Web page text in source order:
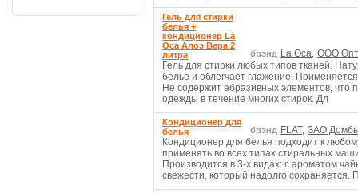
Гель для стирки
белья +
кондиционер La
Oca Алоэ Вера 2
литра
брэнд La Oca, OOO
Гель для стирки любых типов тканей.
белье и облегчает глажение.
Не содержит абразивных элементов, что
одежды в течение многих стирок. Дл
Кондиционер для
белья
брэнд FLAT, ЗАО
Кондиционер для белья подходит к
применять во всех типах стиральных
Производится в 3-х видах: с ароматом
свежести, который надолго сохраняется.